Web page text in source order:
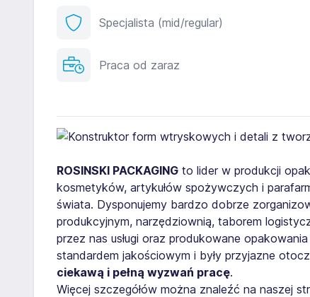
Specjalista (mid/regular)
Praca od zaraz
ROSINSKI PACKAGING to lider w produkcji
kosmetyków, artykułów spożywczych i
świata. Dysponujemy bardzo dobrze
produkcyjnym, narzędziownią, taborem
przez nas usługi oraz produkowane
standardem jakościowym i były przyjazne
ciekawą i pełną wyzwań pracę.
Więcej szczegółów można znaleźć na naszej